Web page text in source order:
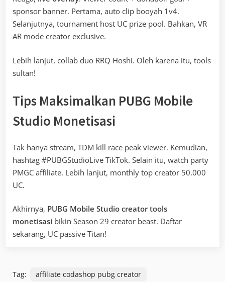
sponsor banner. Pertama, auto clip booyah 1v4.
Selanjutnya, tournament host UC prize pool. Bahkan, VR
AR mode creator exclusive.
Lebih lanjut, collab duo RRQ Hoshi. Oleh karena itu, tools
sultan!
Tips Maksimalkan PUBG Mobile
Studio Monetisasi
Tak hanya stream, TDM kill race peak viewer. Kemudian,
hashtag #PUBGStudioLive TikTok. Selain itu, watch party
PMGC affiliate. Lebih lanjut, monthly top creator 50.000
UC.
Akhirnya, PUBG Mobile Studio creator tools
monetisasi bikin Season 29 creator beast. Daftar
sekarang, UC passive Titan!
Tag: affiliate codashop pubg creator